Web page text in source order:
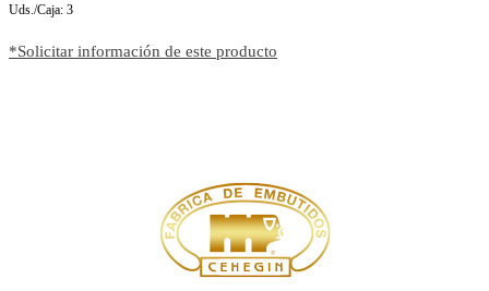
Uds./Caja: 3
*Solicitar información de este producto